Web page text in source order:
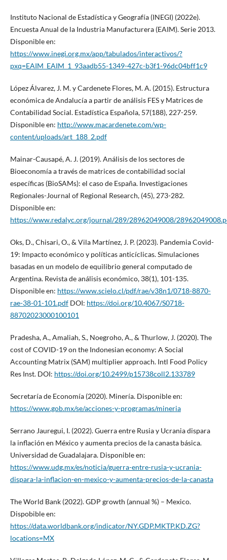
Instituto Nacional de Estadística y Geografía (INEGI) (2022e).
Encuesta Anual de la Industria Manufacturera (EAIM). Serie 2013.
Disponible en:
https://www.inegi.org.mx/app/tabulados/interactivos/?
pxq=EAIM_EAIM_1_93aadb55-1349-427c-b3f1-96dc04bff1c9
López Álvarez, J. M. y Cardenete Flores, M. A. (2015). Estructura
económica de Andalucía a partir de análisis FES y Matrices de
Contabilidad Social. Estadística Española, 57(188), 227-259.
Disponible en: http://www.macardenete.com/wp-
content/uploads/art_188_2.pdf
Mainar-Causapé, A. J. (2019). Análisis de los sectores de
Bioeconomía a través de matrices de contabilidad social
específicas (BioSAMs): el caso de España. Investigaciones
Regionales-Journal of Regional Research, (45), 273-282.
Disponible en:
https://www.redalyc.org/journal/289/28962049008/
Oks, D., Chisari, O., & Vila Martínez, J. P. (2023). Pandemia Covid-
19: Impacto económico y políticas anticíclicas. Simulaciones
basadas en un modelo de equilibrio general computado de
Argentina. Revista de análisis económico, 38(1), 101-135.
Disponible en: https://www.scielo.cl/pdf/rae/v38n1/0718-8870-
rae-38-01-101.pdfDOI: https://doi.org/10.4067/S0718-
88702023000100101
Pradesha, A., Amaliah, S., Noegroho, A., & Thurlow, J. (2020). The
cost of COVID-19 on the Indonesian economy: A Social
Accounting Matrix (SAM) multiplier approach. Intl Food Policy
Res Inst. DOI: https://doi.org/10.2499/p15738coll2.133789
Secretaría de Economía (2020). Minería. Disponible en:
https://www.gob.mx/se/acciones-y-programas/mineria
Serrano Jauregui, I. (2022). Guerra entre Rusia y Ucrania dispara
la inflación en México y aumenta precios de la canasta básica.
Universidad de Guadalajara. Disponible en:
https://www.udg.mx/es/noticia/guerra-entre-rusia-y-ucrania-
dispara-la-inflacion-en-mexico-y-aumenta-precios-de-la-canasta
The World Bank (2022). GDP growth (annual %) – Mexico.
Dispobible en:
https://data.worldbank.org/indicator/NY.GDP.MKTP.KD.ZG?
locations=MX